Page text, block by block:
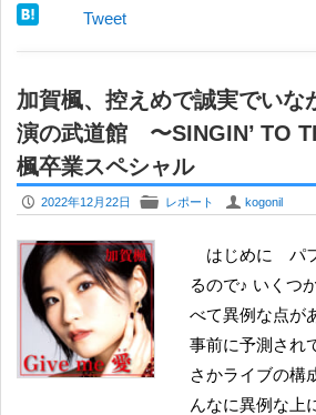
Tweet
加賀楓、控えめで誠実でいな
演の武道館 〜SINGIN’ TO
楓卒業スペシャル
P 2022年12月22日 F レポート U kogonil
はじめに パフォーマンスに集中す
るので♪ いくつ
べて異例な点が
事前に予測され
さかライブの構
んなに異例な上